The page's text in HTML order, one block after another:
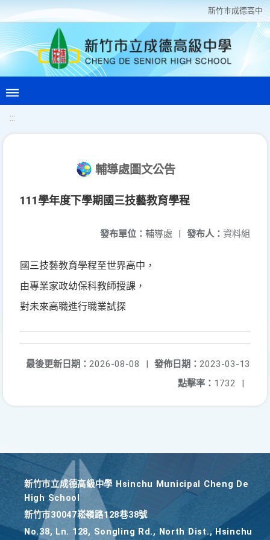
新竹巿成德高中
:::
輔導處圖文公告
111學年度下學期國三技藝教育學程
發布人： 資料組
發布單位： 輔導處 |
國三技藝教育學程至世界高中，
由專業家政幼保科教師授課，
對未來高職進行職業試探
發佈日期： 2023-03-13
最後更新日期： 2026-08-08
|
點擊率： 1732 |
新竹巿立成德高級中學 Hsinchu Municipal Cheng De
High School
新竹巿30047崧嶺路128巷38號
No.38, Ln. 128, Songling Rd., North Dist., Hsinchu